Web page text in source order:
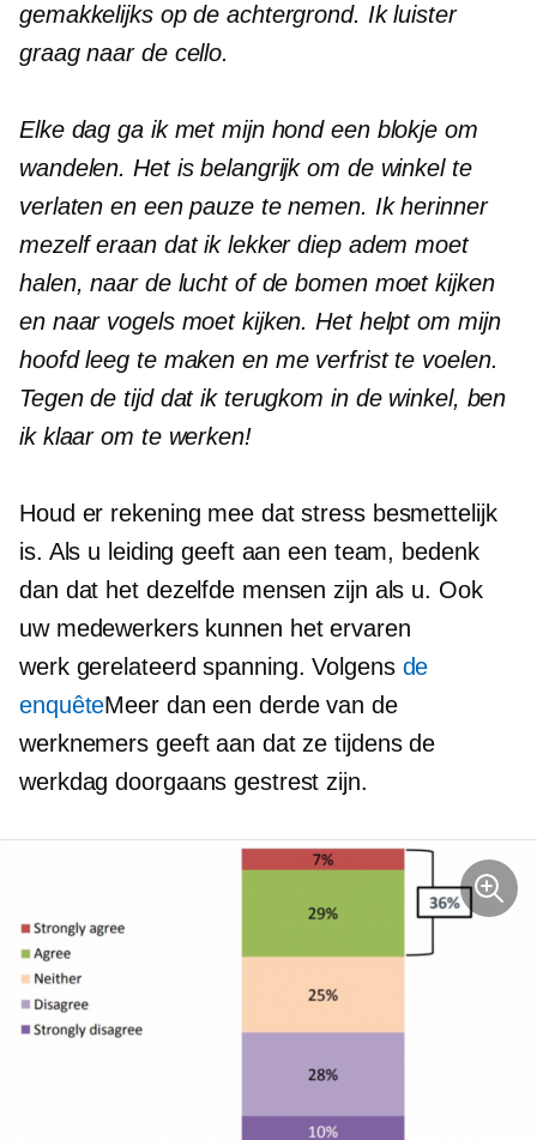
gemakkelijks op de achtergrond. Ik luister
graag naar de cello.
Elke dag ga ik met mijn hond een blokje om
wandelen. Het is belangrijk om de winkel te
verlaten en een pauze te nemen. Ik herinner
mezelf eraan dat ik lekker diep adem moet
halen, naar de lucht of de bomen moet kijken
en naar vogels moet kijken. Het helpt om mijn
hoofd leeg te maken en me verfrist te voelen.
Tegen de tijd dat ik terugkom in de winkel, ben
ik klaar om te werken!
Houd er rekening mee dat stress besmettelijk
is. Als u leiding geeft aan een team, bedenk
dan dat het dezelfde mensen zijn als u. Ook
uw medewerkers kunnen het ervaren
werk gerelateerd spanning. Volgens de
enquêteMeer daneen derdevan de
werknemers geeft aan dat ze tijdens de
werkdag doorgaans gestrest zijn.